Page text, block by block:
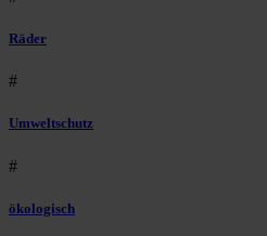
Räder
#
Umweltschutz
#
ökologisch